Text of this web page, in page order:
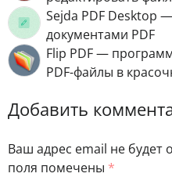
Sejda PDF Desktop
документами PDF
Flip PDF —
PDF-файлы в
Добавить
Ваш адрес email не будет
поля помечены *